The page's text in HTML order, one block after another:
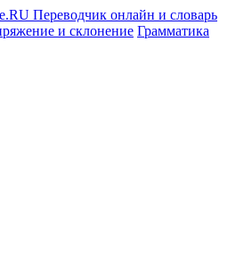
и склонение Грамматика